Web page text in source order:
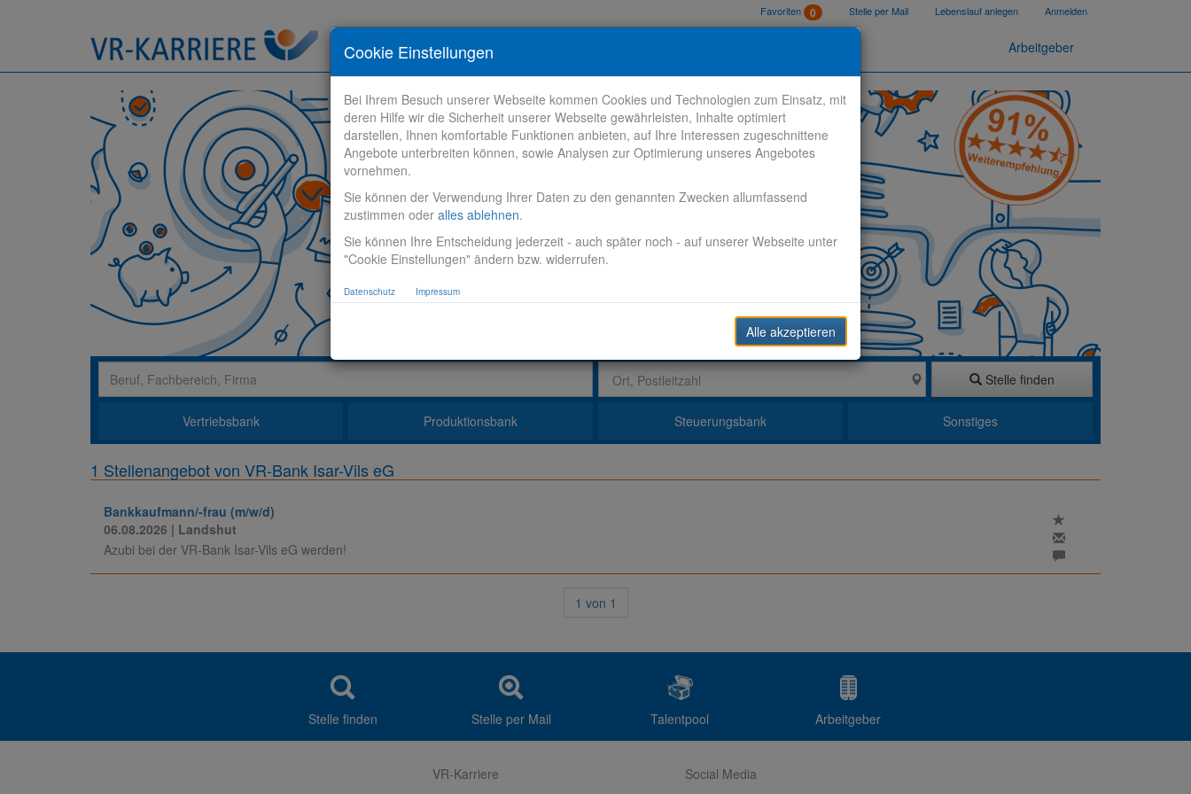
Favoriten 0 Stelle per Mail Lebenslauf anlegen Anmelden
Stelle finden Bewerbungstipps Arbeitgeber
Stelle finden
Vertriebsbank Produktionsbank Steuerungsbank Sonstiges
1 Stellenangebot von VR-Bank Isar-Vils eG
Bankkaufmann/-frau (m/w/d)
06.08.2026 | Landshut
Azubi bei der VR-Bank Isar-Vils eG werden!
1 von 1
Stelle finden Stelle per Mail Talentpool Arbeitgeber
VR-Karriere
Social Media
Cookie Einstellungen
Bei Ihrem Besuch unserer Webseite kommen Cookies und Technologien zum Einsatz, mit
deren Hilfe wir die Sicherheit unserer Webseite gewährleisten, Inhalte optimiert
darstellen, Ihnen komfortable Funktionen anbieten, auf Ihre Interessen zugeschnittene
Angebote unterbreiten können, sowie Analysen zur Optimierung unseres Angebotes
vornehmen.
Sie können der Verwendung Ihrer Daten zu den genannten Zwecken allumfassend
zustimmen oder alles ablehnen.
Sie können Ihre Entscheidung jederzeit - auch später noch - auf unserer Webseite unter
"Cookie Einstellungen" ändern bzw. widerrufen.
Datenschutz Impressum
Alle akzeptieren